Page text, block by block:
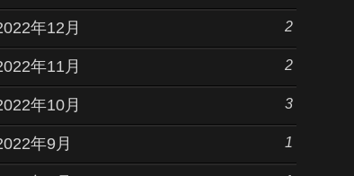
年12月 2
年11月 2
年10月 3
年9月 1